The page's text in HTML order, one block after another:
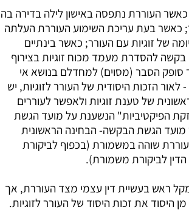
העוררת נתפסה באישון לילה בדירה בה
כאשר בעת עריכת השימוע העוררת העלתה
של זוגיות עם העורר; כאשר בינתיים
בקשה להסדרת מעמד מכוח זוגיות בצירוף
סופק הסבר (מסוים) למחדלם בנושא אי
הזכות היסודית של העורר לזוגיות, יש
של טענת זוגיות ולאפשר לעוררים
הפיקטיביות" הנשענת על מועד הגשת
מועד הגשת הבקשה- הבחינה הראשונית
שוהה במשמורת (בכפוף לביקורת
לביקורת משמורת).
מקל ראש בעשיית דין עצמי מצד העוררת, אך
היסוד את זכות היסוד של העורר לזוגיות.